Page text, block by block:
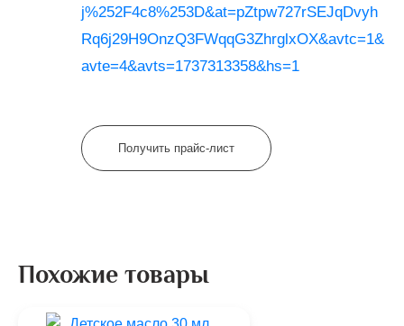
j%252F4c8%253D&at=pZtpw727rSEJqDvyh
Rq6j29H9OnzQ3FWqqG3ZhrglxOX&avtc=1&
avte=4&avts=1737313358&hs=1
Получить прайс-лист
Похожие товары